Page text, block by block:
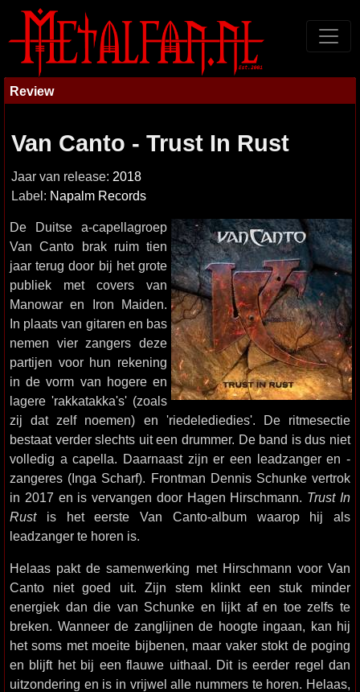
Review
Van Canto - Trust In Rust
Jaar van release: 2018
Label: Napalm Records
De Duitse a-capellagroep
Van Canto brak ruim tien
jaar terug door bij het grote
publiek met covers van
Manowar en Iron Maiden.
In plaats van gitaren en bas
nemen vier zangers deze
partijen voor hun rekening
in de vorm van hogere en
lagere 'rakkatakka's' (zoals
zij dat zelf noemen) en 'riedelediedies'. De ritmesectie
bestaat verder slechts uit een drummer. De band is dus niet
volledig a capella. Daarnaast zijn er een leadzanger en -
zangeres (Inga Scharf). Frontman Dennis Schunke vertrok
in 2017 en is vervangen door Hagen Hirschmann. Trust In
Rustis het eerste Van Canto-album waarop hij als
leadzanger te horen is.
Helaas pakt de samenwerking met Hirschmann voor Van
Canto niet goed uit. Zijn stem klinkt een stuk minder
energiek dan die van Schunke en lijkt af en toe zelfs te
breken. Wanneer de zanglijnen de hoogte ingaan, kan hij
het soms met moeite bijbenen, maar vaker stokt de poging
en blijft het bij een flauwe uithaal. Dit is eerder regel dan
uitzondering en is in vrijwel alle nummers te horen. Helaas,